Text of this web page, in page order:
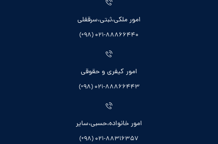
امور ملکی،ثبتی،سرقفلی
021-88866440 (98+)
امور کیفری و حقوقی
021-88866443 (98+)
امور خانواده،حسبی،سایر
021-88316357 (98+)